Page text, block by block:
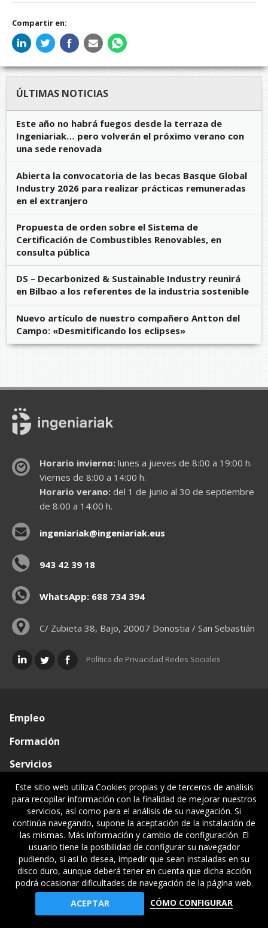
Compartir en:
ÚLTIMAS NOTICIAS
Este año no habrá fuegos desde la terraza de
Ingeniariak… pero volverán el próximo verano con
una sede renovada
Abierta la convocatoria de las becas Basque Global
Industry 2026 para realizar prácticas remuneradas
en el extranjero
Propuesta de orden sobre el Sistema de
Certificación de Combustibles Renovables, en
consulta pública
DS – Decarbonized & Sustainable Industry reunirá
en Bilbao a los referentes de la industria sostenible
Nuevo artículo de nuestro compañero Antton del
Campo: «Desmitificando los eclipses»
Horario invierno:lunes a jueves de 8:00 a 19:00 h.
Viernes de 8:00 a 14:00 h.
Horario verano:del 1 de junio al 30 de septiembre
de 8:00 a 14:00 h.
ingeniariak@ingeniariak.eus
943 42 39 18
WhatsApp: 688 734 394
C/ Zubieta 38, Bajo, 20007 Donostia / San Sebastián
Política de Privacidad Redes Sociales
Empleo
Formación
Servicios
Conócenos
Visado de documentos
Ventanilla única
Políticas legales
© Gipuzkoako Industri Ingeniariaren Elkargo Ofiziala - Colegio
Oficial de Ingenieros Industriales de Gipuzkoa
Este sitio web utiliza Cookies propias y de terceros de análisis
para recopilar información con la finalidad de mejorar nuestros
servicios, así como para el análisis de su navegación. Si
continúa navegando, supone la aceptación de la instalación de
las mismas. Más información y cambio de configuración. El
usuario tiene la posibilidad de configurar su navegador
pudiendo, si así lo desea, impedir que sean instaladas en su
disco duro, aunque deberá tener en cuenta que dicha acción
podrá ocasionar dificultades de navegación de la página web.
ACEPTAR
CÓMO CONFIGURAR